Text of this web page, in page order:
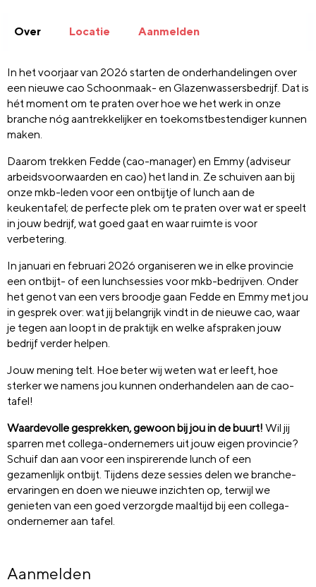
Over Locatie Aanmelden
In het voorjaar van 2026 starten de onderhandelingen over
een nieuwe cao Schoonmaak- en Glazenwassersbedrijf. Dat is
hét moment om te praten over hoe we het werk in onze
branche nóg aantrekkelijker en toekomstbestendiger kunnen
maken.
Daarom trekken Fedde (cao-manager) en Emmy (adviseur
arbeidsvoorwaarden en cao) het land in. Ze schuiven aan bij
onze mkb-leden voor een ontbijtje of lunch aan de
keukentafel; de perfecte plek om te praten over wat er speelt
in jouw bedrijf, wat goed gaat en waar ruimte is voor
verbetering.
In januari en februari 2026 organiseren we in elke provincie
een ontbijt- of een lunchsessies voor mkb-bedrijven. Onder
het genot van een vers broodje gaan Fedde en Emmy met jou
in gesprek over: wat jij belangrijk vindt in de nieuwe cao, waar
je tegen aan loopt in de praktijk en welke afspraken jouw
bedrijf verder helpen.
Jouw mening telt. Hoe beter wij weten wat er leeft, hoe
sterker we namens jou kunnen onderhandelen aan de cao-
tafel!
Waardevolle gesprekken, gewoon bij jou in de buurt! Wil jij
sparren met collega-ondernemers uit jouw eigen provincie?
Schuif dan aan voor een inspirerende lunch of een
gezamenlijk ontbijt. Tijdens deze sessies delen we branche-
ervaringen en doen we nieuwe inzichten op, terwijl we
genieten van een goed verzorgde maaltijd bij een collega-
ondernemer aan tafel.
Aanmelden